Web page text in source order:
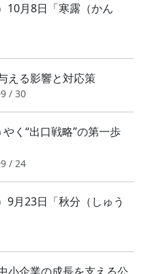
月8日「寒露（かん
える影響と対応策
/ 30
く“出口戦略”の第一歩
/ 24
月23日「秋分（しゅう